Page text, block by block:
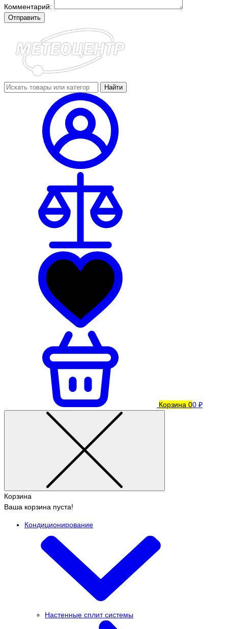
Комментарий:
Отправить
Найти
Корзина 00 ₽
Корзина
Ваша корзина пуста!
Кондиционирование
Настенные сплит системы